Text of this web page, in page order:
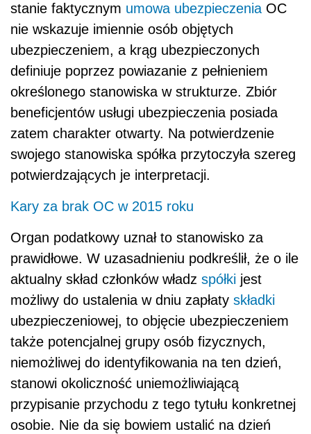
stanie faktycznym umowa ubezpieczenia OC
nie wskazuje imiennie osób objętych
ubezpieczeniem, a krąg ubezpieczonych
definiuje poprzez powiazanie z pełnieniem
określonego stanowiska w strukturze. Zbiór
beneficjentów usługi ubezpieczenia posiada
zatem charakter otwarty. Na potwierdzenie
swojego stanowiska spółka przytoczyła szereg
potwierdzających je interpretacji.
Kary za brak OC w 2015 roku
Organ podatkowy uznał to stanowisko za
prawidłowe. W uzasadnieniu podkreślił, że o ile
aktualny skład członków władz spółki jest
możliwy do ustalenia w dniu zapłaty składki
ubezpieczeniowej, to objęcie ubezpieczeniem
także potencjalnej grupy osób fizycznych,
niemożliwej do identyfikowania na ten dzień,
stanowi okoliczność uniemożliwiającą
przypisanie przychodu z tego tytułu konkretnej
osobie. Nie da się bowiem ustalić na dzień